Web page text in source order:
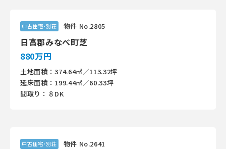
中古住宅･別荘 物件 No.2805
日高郡みなべ町芝
880万円
土地面積：374.64㎡／113.32坪
延床面積：199.44㎡／60.33坪
間取り：８DK
中古住宅･別荘 物件 No.2641